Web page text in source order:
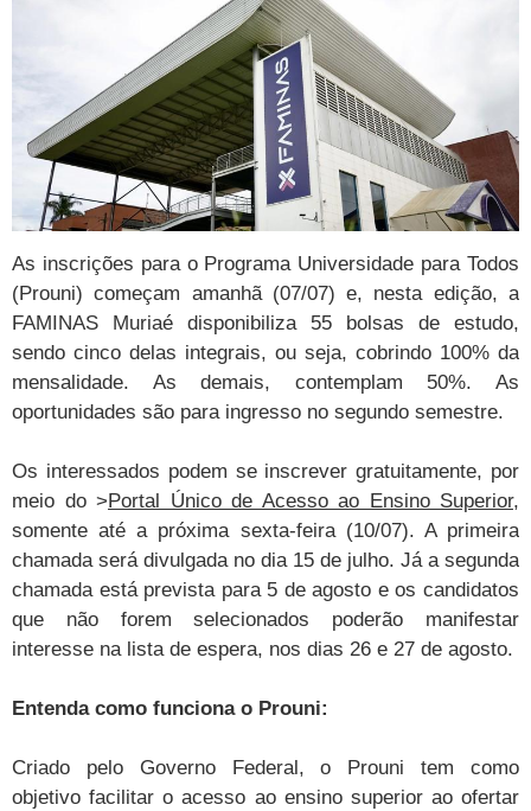
As inscrições para o Programa Universidade para Todos
(Prouni) começam amanhã (07/07) e, nesta edição, a
FAMINAS Muriaé disponibiliza 55 bolsas de estudo,
sendo cinco delas integrais, ou seja, cobrindo 100% da
mensalidade. As demais, contemplam 50%. As
oportunidades são para ingresso no segundo semestre.
Os interessados podem se inscrever gratuitamente, por
meio do > Portal Único de Acesso ao Ensino Superior,
somente até a próxima sexta-feira (10/07). A primeira
chamada será divulgada no dia 15 de julho. Já a segunda
chamada está prevista para 5 de agosto e os candidatos
que não forem selecionados poderão manifestar
interesse na lista de espera, nos dias 26 e 27 de agosto.
Entenda como funciona o Prouni:
Criado pelo Governo Federal, o Prouni tem como
objetivo facilitar o acesso ao ensino superior ao ofertar